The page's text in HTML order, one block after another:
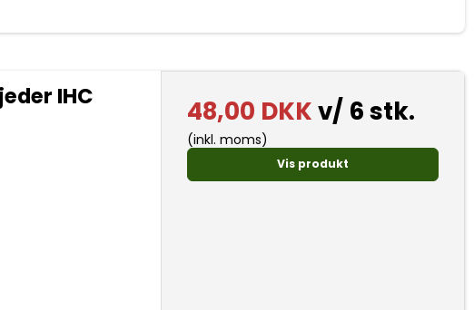
IHC 48,00 DKKv/ 6 stk.
(inkl. moms)
Vis produkt